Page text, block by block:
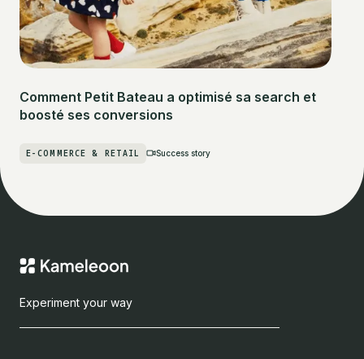
Comment Petit Bateau a optimisé sa search et
boosté ses conversions
E-COMMERCE & RETAIL Success story
Experiment your way